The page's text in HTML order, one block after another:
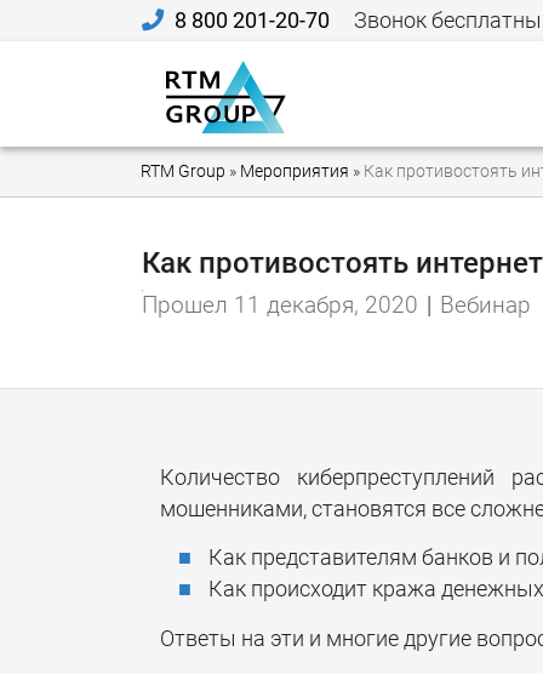
8 800 201-20-70 Звонок
RTM Group » Мероприятия » Как противостоять
Как противостоять
Прошел 11 декабря, 2020 Вебинар
Количество
мошенниками, становятся все
Как представителям банков и
Как происходит кража
Ответы на эти и многие другие